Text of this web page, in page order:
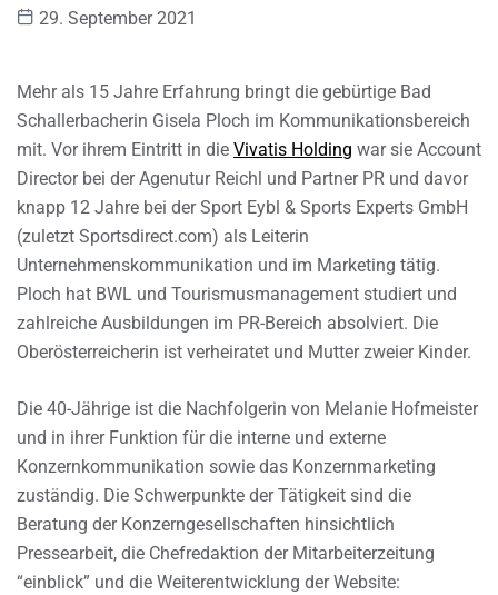
29. September 2021
Mehr als 15 Jahre Erfahrung bringt die gebürtige Bad
Schallerbacherin Gisela Ploch im Kommunikationsbereich
mit. Vor ihrem Eintritt in die Vivatis Holding war sie Account
Director bei der Agenutur Reichl und Partner PR und davor
knapp 12 Jahre bei der Sport Eybl & Sports Experts GmbH
(zuletzt Sportsdirect.com) als Leiterin
Unternehmenskommunikation und im Marketing tätig.
Ploch hat BWL und Tourismusmanagement studiert und
zahlreiche Ausbildungen im PR-Bereich absolviert. Die
Oberösterreicherin ist verheiratet und Mutter zweier Kinder.
Die 40-Jährige ist die Nachfolgerin von Melanie Hofmeister
und in ihrer Funktion für die interne und externe
Konzernkommunikation sowie das Konzernmarketing
zuständig. Die Schwerpunkte der Tätigkeit sind die
Beratung der Konzerngesellschaften hinsichtlich
Pressearbeit, die Chefredaktion der Mitarbeiterzeitung
“einblick” und die Weiterentwicklung der Website: